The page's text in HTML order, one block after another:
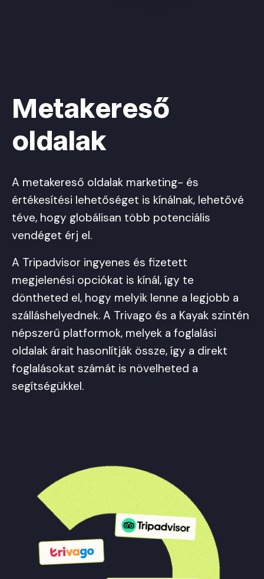
Metakereső
oldalak
A metakereső oldalak marketing- és
értékesítési lehetőséget is kínálnak, lehetővé
téve, hogy globálisan több potenciális
vendéget érj el.
A Tripadvisor ingyenes és fizetett
megjelenési opciókat is kínál, így te
döntheted el, hogy melyik lenne a legjobb a
szálláshelyednek. A Trivago és a Kayak szintén
népszerű platformok, melyek a foglalási
oldalak árait hasonlítják össze, így a direkt
foglalásokat számát is növelheted a
segítségükkel.